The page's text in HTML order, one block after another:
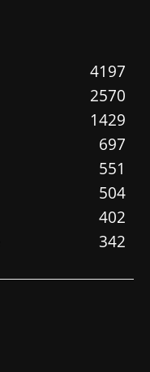
4197
2570
1429
697
551
504
402
342